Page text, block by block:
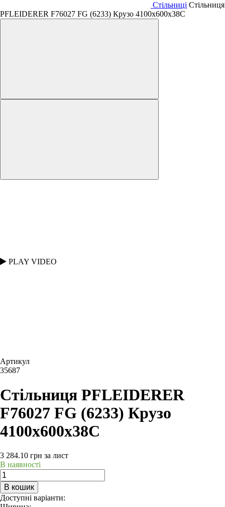
Стільниці Стільниця
PFLEIDERER F76027 FG (6233) Крузо 4100х600х38C
PLAY VIDEO
Артикул
35687
Стільниця PFLEIDERER
F76027 FG (6233) Крузо
4100х600х38C
3 284.10 грн за лист
В наявності
В кошик
Доступні варіанти: